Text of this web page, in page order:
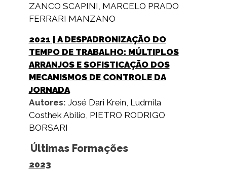
ZANCO SCAPINI MARCELO PRADO
FERRARI MANZANO
2021 | A DESPADRONIZAÇÃO DO
TEMPO DE TRABALHO: MÚLTIPLOS
ARRANJOS E SOFISTICAÇÃO DOS
MECANISMOS DE CONTROLE DA
JORNADA
Autores: José Dari Krein Ludmila
Costhek Abilio PIETRO RODRIGO
BORSARI
Últimas Formações
2023